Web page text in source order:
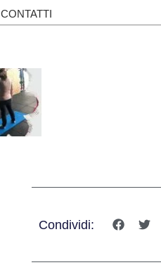
CONTATTI
Condividi: